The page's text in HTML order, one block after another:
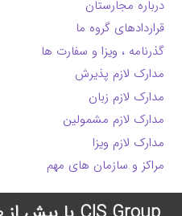
درباره مجارستان
قراردادهای گروه ما
گذرنامه ، ویزا و سفارت ها
مدارک لازم پذیرش
مدارک لازم زبان
مدارک لازم مشمولین
مدارک لازم ویزا
مراکز و سازمان های مهم